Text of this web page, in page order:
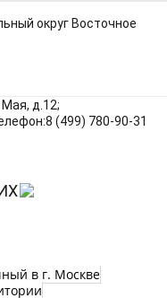
Мая, д.12;
(499) 780‑90‑31
в г. Москве